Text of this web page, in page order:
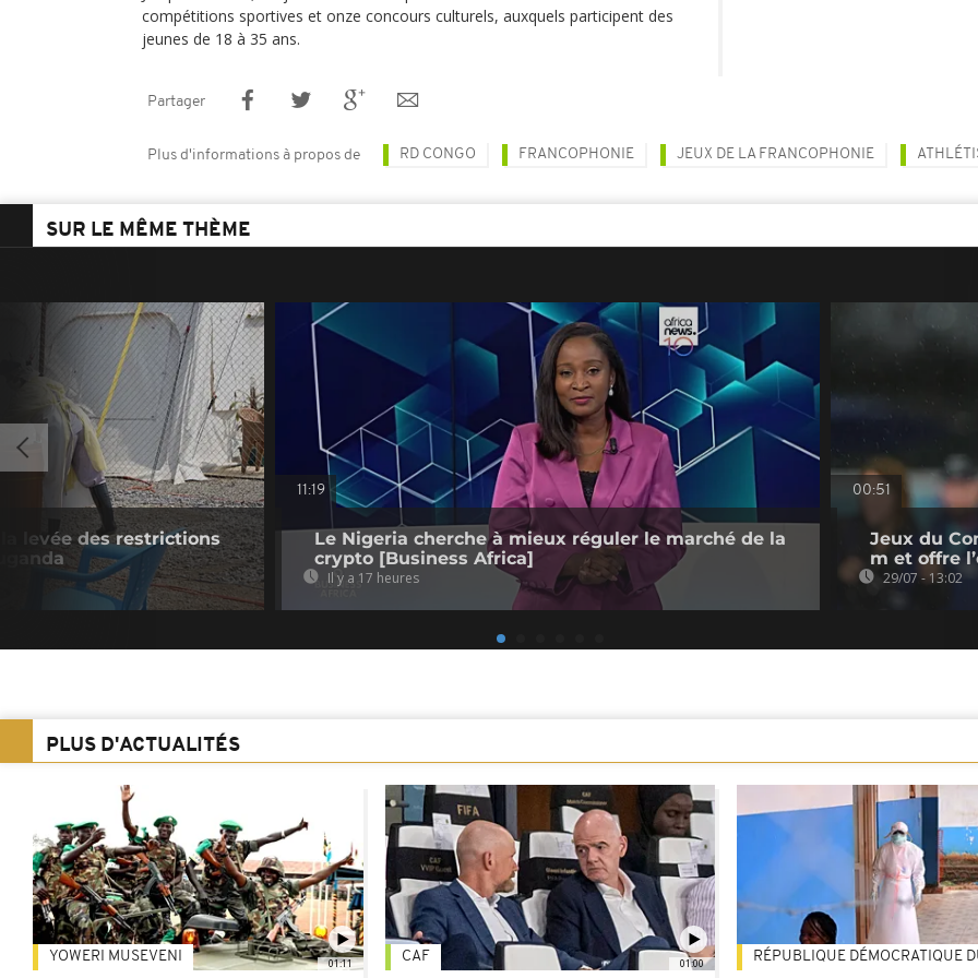
compétitions sportives et onze concours culturels, auxquels participent des
jeunes de 18 à 35 ans.
Partager
Plus d'informations à propos de RD CONGO FRANCOPHONIE JEUX DE LA FRANCOPHONIE
SUR LE MÊME THÈME
levée des restrictions
11:19
Le Nigeria cherche à mieux réguler le marché de la
crypto [Business Africa]
Il y a 17 heures
00:51
Jeux du
m et offre
29/07 - 13:02
PLUS D'ACTUALITÉS
01:11
YOWERI MUSEVENI 01:00
CAF RÉPUBLIQUE DÉMOCRATIQUE